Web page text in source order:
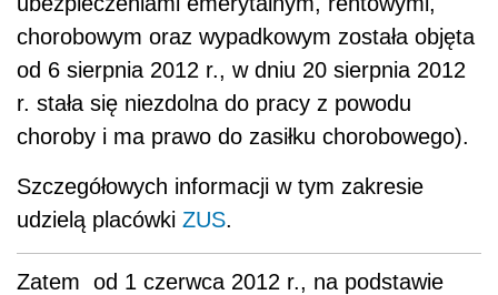
chorobowym oraz wypadkowym została objęta
od 6 sierpnia 2012 r., w dniu 20 sierpnia 2012
r. stała się niezdolna do pracy z powodu
choroby i ma prawo do zasiłku chorobowego).
Szczegółowych informacji w tym zakresie
udzielą placówki ZUS.
Zatem od 1 czerwca 2012 r., na podstawie